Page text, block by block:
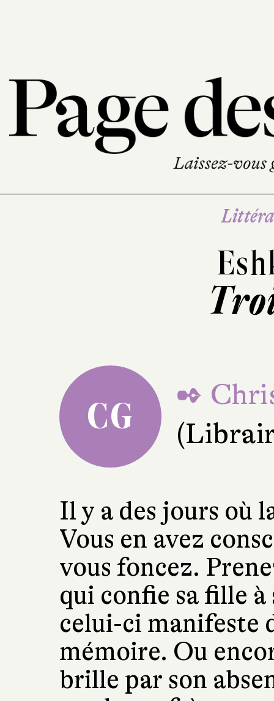
CG
✒
Il y a des jours où
Vous en avez
vous foncez.
qui confie sa fille
celui-ci manifeste
mémoire. Ou
brille par son